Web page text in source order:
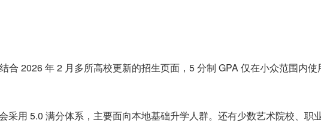
合 2026 年 2 月多所高校更新的招生页面，5 分制 GPA 仅在小众范围内使
采用 5.0 满分体系，主要面向本地基础升学人群。还有少数艺术院校、职